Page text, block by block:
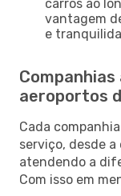
carros ao
vantagem
e
aeroportos
Cada
serviço, desde
atendendo a
Com isso em